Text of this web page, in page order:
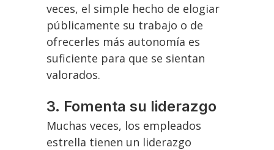
veces, el simple hecho de elogiar
públicamente su trabajo o de
ofrecerles más autonomía es
suficiente para que se sientan
valorados.
3. Fomenta su liderazgo
Muchas veces, los empleados
estrella tienen un liderazgo